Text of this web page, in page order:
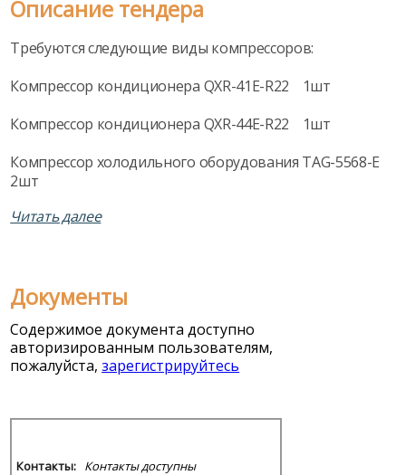
Описание тендера
Требуются следующие виды компрессоров:
Компрессор кондиционера QXR-41E-R22 1шт
Компрессор кондиционера QXR-44E-R22 1шт
Компрессор холодильного оборудования TAG-5568-E
2шт
При наличии указанных моделей прошу выставить
Читать далее
Документы
Содержимое документа доступно
авторизированным пользователям,
пожалуйста,зарегистрируйтесь
Контакты: Контакты доступны